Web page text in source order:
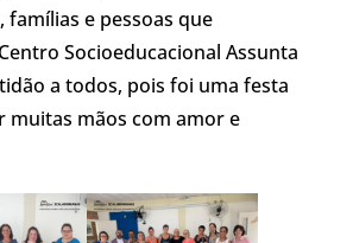
e pessoas que
Socioeducacional Assunta
a todos, pois foi uma festa
muitas mãos com amor e